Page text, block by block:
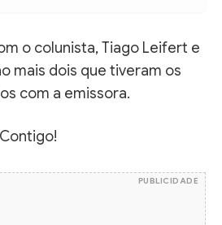
o colunista, Tiago Leifert e
mais dois que tiveram os
com a emissora.
PUBLICIDADE